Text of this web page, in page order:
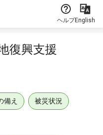
ヘルプEnglish
復興支援
備え 被災状況